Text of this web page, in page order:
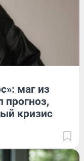
маг из
прогноз,
кризис